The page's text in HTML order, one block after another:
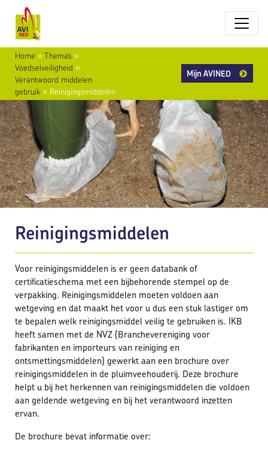
Home »Thema’s »
Voedselveiligheid »
Verantwoord middelen
gebruik » Reinigingsmiddelen
Mijn AVINED
Reinigingsmiddelen
Voor reinigingsmiddelen is er geen databank of
certificatieschema met een bijbehorende stempel op de
verpakking. Reinigingsmiddelen moeten voldoen aan
wetgeving en dat maakt het voor u dus een stuk lastiger om
te bepalen welk reinigingsmiddel veilig te gebruiken is. IKB
heeft samen met de NVZ (Branchevereniging voor
fabrikanten en importeurs van reiniging en
ontsmettingsmiddelen) gewerkt aan een brochure over
reinigingsmiddelen in de pluimveehouderij. Deze brochure
helpt u bij het herkennen van reinigingsmiddelen die voldoen
aan geldende wetgeving en bij het verantwoord inzetten
ervan.
De brochure bevat informatie over: